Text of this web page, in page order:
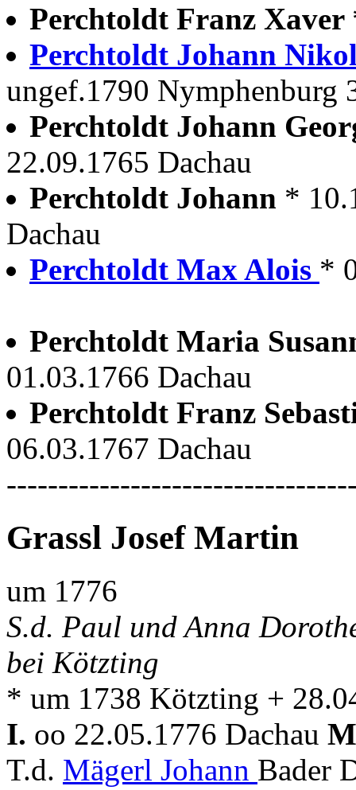
Perchtoldt Franz Xaver
Perchtoldt Johann
ungef.1790 Nymphenburg
Perchtoldt Johann
22.09.1765 Dachau
Perchtoldt Johann *
Dachau
Perchtoldt Max Alois *
Perchtoldt Maria
01.03.1766 Dachau
Perchtoldt Franz
06.03.1767 Dachau
Grassl Josef Martin
um 1776
S.d. Paul und Anna
bei Kötzting
* um 1738 Kötzting +
I. oo 22.05.1776 Dachau
T.d. Mägerl Johann Bader